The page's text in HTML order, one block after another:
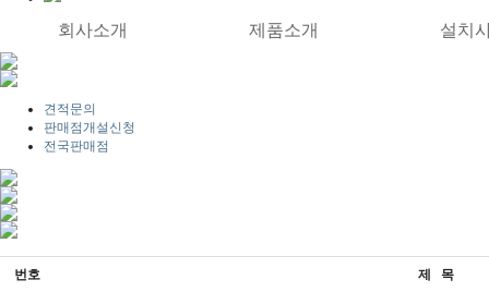
회사소개 제품소개 설치
견적문의
판매점개설신청
전국판매점
번호 제 목